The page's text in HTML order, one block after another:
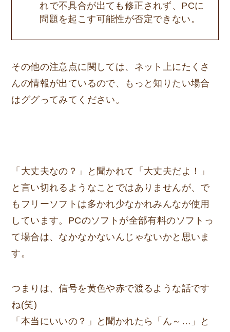
れで不具合が出ても修正されず、PCに
問題を起こす可能性が否定できない。
その他の注意点に関しては、ネット上にたくさ
んの情報が出ているので、もっと知りたい場合
はググってみてください。
「大丈夫なの？」と聞かれて「大丈夫だよ！」
と言い切れるようなことではありませんが、で
もフリーソフトは多かれ少なかれみんなが使用
しています。PCのソフトが全部有料のソフトっ
て場合は、なかなかないんじゃないかと思いま
す。
つまりは、信号を黄色や赤で渡るような話です
ね(笑)
「本当にいいの？」と聞かれたら「ん～…」と